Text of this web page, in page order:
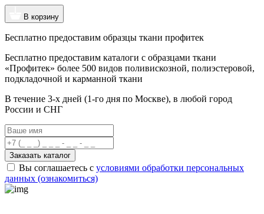
В корзину
Бесплатно предоставим образцы ткани профитек
Бесплатно предоставим каталоги с образцами ткани
«Профитек» более 500 видов поливискозной, полиэстеровой,
подкладочной и карманной ткани
В течение 3-х дней (1-го дня по Москве), в любой город
России и СНГ
Заказать каталог
Вы соглашаетесь с условиями обработки персональных
данных (ознакомиться)